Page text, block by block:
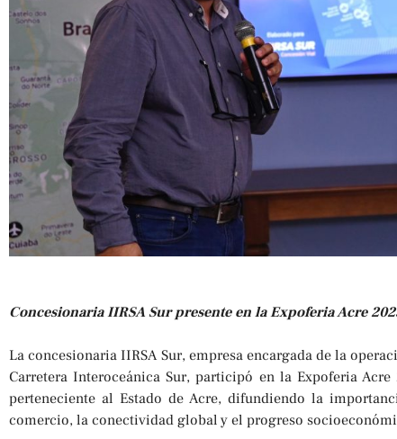
Concesionaria IIRSA Sur presente en la Expoferia Acre
La concesionaria IIRSA Sur, empresa encargada de la
Carretera Interoceánica Sur, participó en la Expoferia
perteneciente al Estado de Acre, difundiendo la
comercio, la conectividad global y el progreso